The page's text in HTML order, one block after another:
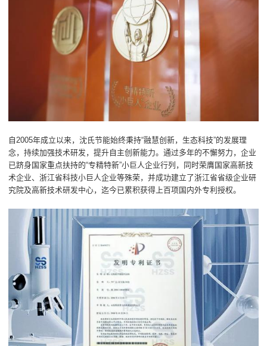
自2005年成立以来，沈氏节能始终秉持“融慧创新，生态科技”的发展理
念，持续加强技术研发，提升自主创新能力。通过多年的不懈努力，企业
已跻身国家重点扶持的“专精特新”小巨人企业行列，同时荣膺国家高新技
术企业、浙江省科技小巨人企业等殊荣，并成功建立了浙江省省级企业研
究院及高新技术研发中心，迄今已累积获得上百项国内外专利授权。